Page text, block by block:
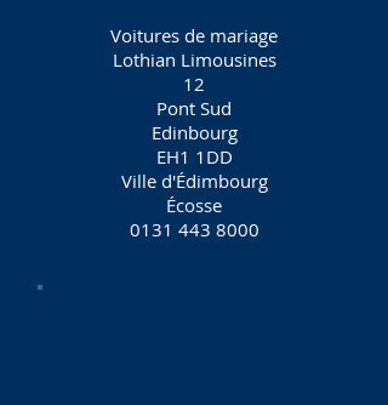
Voitures de mariage
Lothian Limousines
12
Pont Sud
Edinbourg
EH1 1DD
Ville d'Édimbourg
Écosse
0131 443 8000